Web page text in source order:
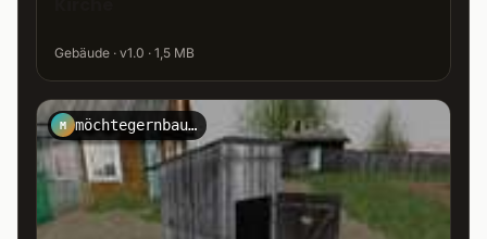
Gebäude · v1.0 · 1,5 MB
M möchtegernbauer